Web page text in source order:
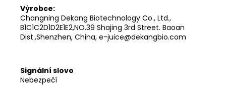
Výrobce:
Changning Dekang Biotechnology Co., Ltd.,
B1C1C2D1D2E1E2,NO.39 Shajing 3rd Street. Baoan
Dist.,Shenzhen, China, e-juice@dekangbio.com
Signální slovo
Nebezpečí